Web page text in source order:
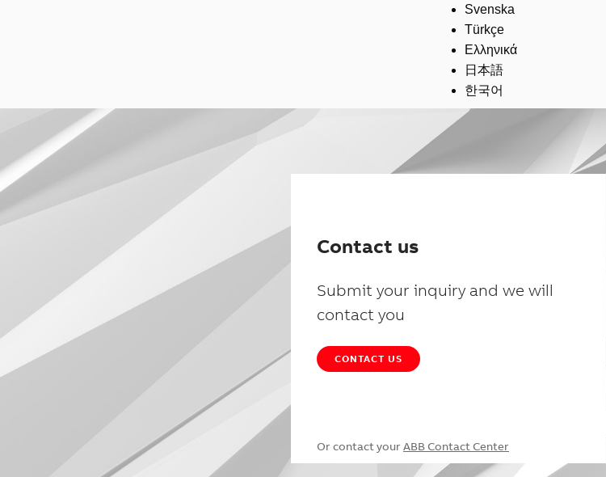
Svenska
Türkçe
Ελληνικά
日本語
한국어
Contact us
Submit your inquiry and we will
contact you
CONTACT US
Or contact your ABB Contact Center